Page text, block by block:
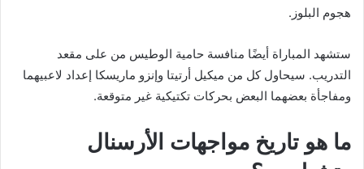
هجوم البلوز.
ستشهد المباراة أيضًا منافسة حامية الوطيس من على مقعد
التدريب. سيحاول كل من ميكيل أرتيتا وإنزو ماريسكا إعداد لاعبيهما
ومفاجأة بعضهما البعض بحركات تكتيكية غير متوقعة.
ما هو تاريخ مواجهات الأرسنال